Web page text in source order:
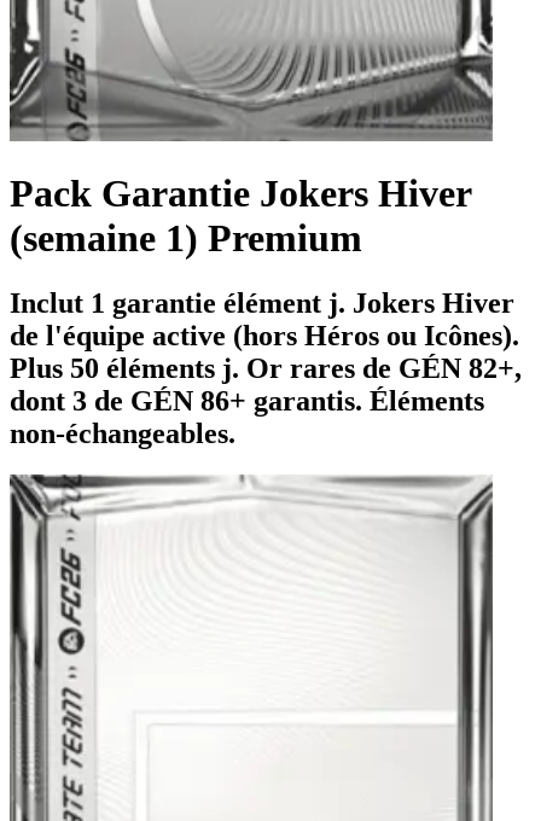
Pack Garantie Jokers Hiver
(semaine 1) Premium
Inclut 1 garantie élément j. Jokers Hiver
de l'équipe active (hors Héros ou Icônes).
Plus 50 éléments j. Or rares de GÉN 82+,
dont 3 de GÉN 86+ garantis. Éléments
non-échangeables.